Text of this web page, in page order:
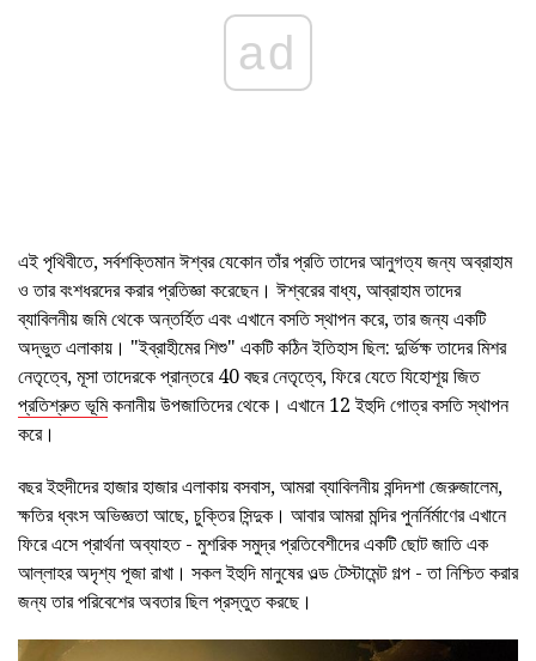
ad
এই পৃথিবীতে, সর্বশক্তিমান ঈশ্বর যেকোন তাঁর প্রতি তাদের আনুগত্য জন্য অব্রাহাম
ও তার বংশধরদের করার প্রতিজ্ঞা করেছেন। ঈশ্বরের বাধ্য, আব্রাহাম তাদের
ব্যাবিলনীয় জমি থেকে অন্তর্হিত এবং এখানে বসতি স্থাপন করে, তার জন্য একটি
অদ্ভুত এলাকায়। "ইব্রাহীমের শিশু" একটি কঠিন ইতিহাস ছিল: দুর্ভিক্ষ তাদের মিশর
নেতৃত্বে, মূসা তাদেরকে প্রান্তরে 40 বছর নেতৃত্বে, ফিরে যেতে যিহোশূয় জিত
প্রতিশ্রুত ভূমিকনানীয় উপজাতিদের থেকে। এখানে 12 ইহুদি গোত্র বসতি স্থাপন
করে।
বছর ইহুদীদের হাজার হাজার এলাকায় বসবাস, আমরা ব্যাবিলনীয় বন্দিদশা জেরুজালেম,
ক্ষতির ধ্বংস অভিজ্ঞতা আছে, চুক্তির সিন্দুক। আবার আমরা মন্দির পুনর্নির্মাণের এখানে
ফিরে এসে প্রার্থনা অব্যাহত - মুশরিক সমুদ্র প্রতিবেশীদের একটি ছোট জাতি এক
আল্লাহর অদৃশ্য পূজা রাখা। সকল ইহুদি মানুষের ওল্ড টেস্টামেন্ট গল্প - তা নিশ্চিত করার
জন্য তার পরিবেশের অবতার ছিল প্রস্তুত করছে।